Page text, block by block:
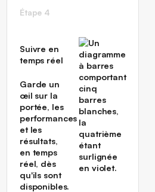
Étape 4
Suivre en
temps réel
Garde un
œil sur la
portée, les
performances
et les
résultats,
en temps
réel, dès
qu'ils sont
disponibles.